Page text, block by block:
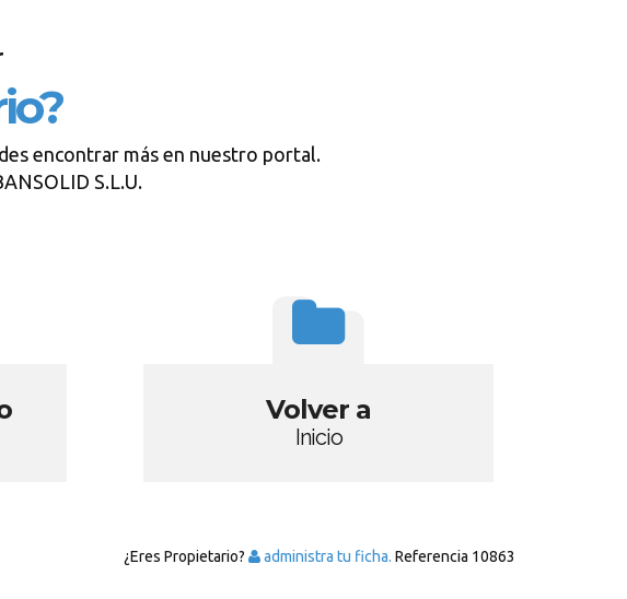
encontrar más en nuestro portal.
S.L.U.
Volver a
Inicio
¿Eres Propietario? administra tu ficha. Referencia 10863